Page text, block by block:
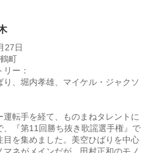
27日
町
ー：
、堀内孝雄、マイケル・ジャクソ
運転手を経て、ものまねタレントに
、『第11回勝ち抜き歌謡選手権』で
目を集めました。美空ひばりを中心
マネがメインだが、田村正和のモノ